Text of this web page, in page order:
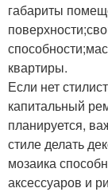
габариты
квартиры.
Если нет
капитальный
планируется,
стиле делать
мозаика
аксессуаров и